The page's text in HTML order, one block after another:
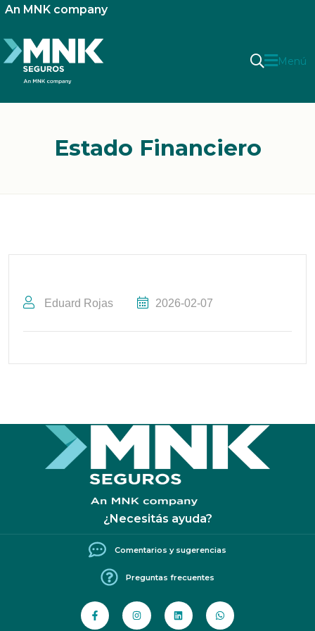
An MNK company
Menú
Estado Financiero
Eduard Rojas 2026-02-07
¿Necesitás ayuda?
Comentarios y sugerencias
Preguntas frecuentes